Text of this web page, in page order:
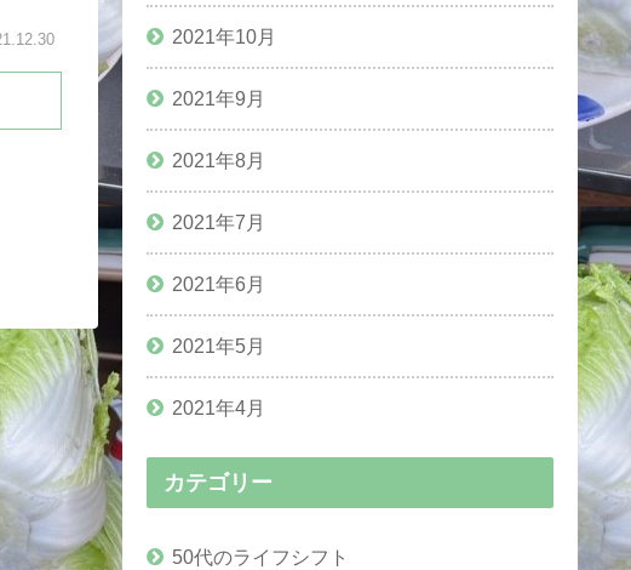
2021年10月
2021年9月
2021年8月
2021年7月
2021年6月
2021年5月
2021年4月
カテゴリー
50代のライフシフト